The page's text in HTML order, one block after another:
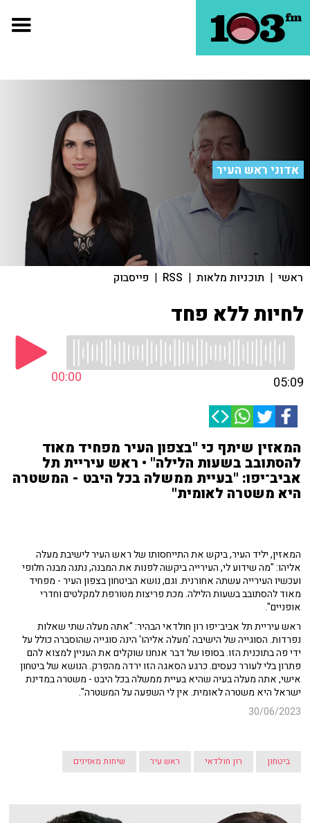
אדוני ראש העיר
ראשי | תוכניות מלאות |
RSS
| פייסבוק
לחיות ללא פחד
00:00 05:09
המאזין שיתף כי "בצפון העיר מפחיד מאוד
להסתובב בשעות הלילה" • ראש עיריית תל
אביב־יפו: "בעיית ממשלה בכל היבט - המשטרה
היא משטרה לאומית"
המאזין, יליד העיר, ביקש את התייחסותו של ראש העיר לישיבת מעלה
אליהו: "מה שידוע לי, העירייה ביקשה לפנות את המבנה, נתנה מבנה חלופי
ועכשיו העירייה עשתה אחורנית. וגם, נושא הביטחון בצפון העיר - מפחיד
מאוד להסתובב בשעות הלילה. מכת פריצות מטורפת למקלטים וחדרי
אופניים".
ראש עיריית תל אביב־יפו רון חולדאי הבהיר: "אתה מעלה שתי שאלות
נפרדות. הסוגייה של הישיבה 'מעלה אליהו' הינה סוגייה שהוסברה כולל על
ידי פה בתוכנית הזו. בסופו של דבר אנחנו שוקלים את העניין למצוא להם
פתרון בלי לעורר כעסים. כרגע הסאגה הזו ירדה מהפרק. הנושא של ביטחון
אישי, אתה מעלה בעיה שהיא בעיית ממשלה בכל היבט - משטרה במדינת
ישראל היא משטרה לאומית. אין לי השפעה על המשטרה".
30/06/2023
ביטחון רון חולדאי ראש עיר שיחות מאזינים